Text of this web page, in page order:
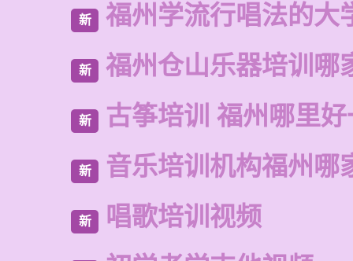
新 福州学流行唱法的大
新 福州仓山乐器培训哪
新 古筝培训 福州哪里
新 音乐培训机构福州哪
新 唱歌培训视频